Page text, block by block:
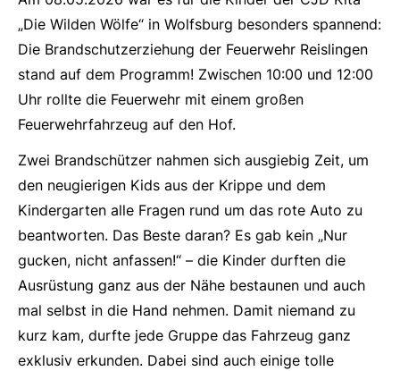
„Die Wilden Wölfe“ in Wolfsburg besonders spannend:
Die Brandschutzerziehung der Feuerwehr Reislingen
stand auf dem Programm! Zwischen 10:00 und 12:00
Uhr rollte die Feuerwehr mit einem großen
Feuerwehrfahrzeug auf den Hof.
Zwei Brandschützer nahmen sich ausgiebig Zeit, um
den neugierigen Kids aus der Krippe und dem
Kindergarten alle Fragen rund um das rote Auto zu
beantworten. Das Beste daran? Es gab kein „Nur
gucken, nicht anfassen!“ – die Kinder durften die
Ausrüstung ganz aus der Nähe bestaunen und auch
mal selbst in die Hand nehmen. Damit niemand zu
kurz kam, durfte jede Gruppe das Fahrzeug ganz
exklusiv erkunden. Dabei sind auch einige tolle